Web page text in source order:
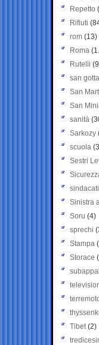
Repetto
Rifiuti
rom (13)
Roma
Rutelli
san
San
San
sanità
Sarkozy
scuola
Sestri
sindacati
Sinistra
Soru (4)
sprechi
Stampa
Storace
Tibet(2)